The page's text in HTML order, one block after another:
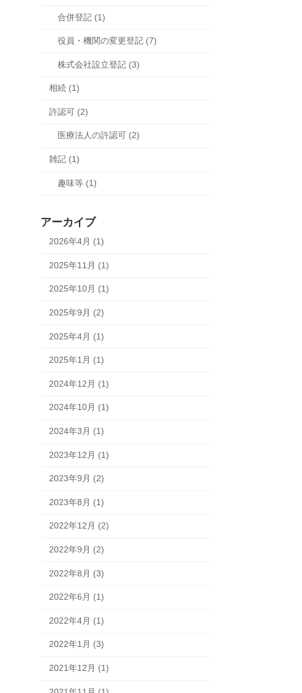
合併登記 (1)
役員・機関の変更登記 (7)
株式会社設立登記 (3)
相続 (1)
許認可 (2)
医療法人の許認可 (2)
雑記 (1)
趣味等 (1)
アーカイブ
2026年4月 (1)
2025年11月 (1)
2025年10月 (1)
2025年9月 (2)
2025年4月 (1)
2025年1月 (1)
2024年12月 (1)
2024年10月 (1)
2024年3月 (1)
2023年12月 (1)
2023年9月 (2)
2023年8月 (1)
2022年12月 (2)
2022年9月 (2)
2022年8月 (3)
2022年6月 (1)
2022年4月 (1)
2022年1月 (3)
2021年12月 (1)